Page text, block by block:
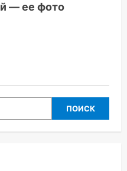
— ее фото
ПОИСК